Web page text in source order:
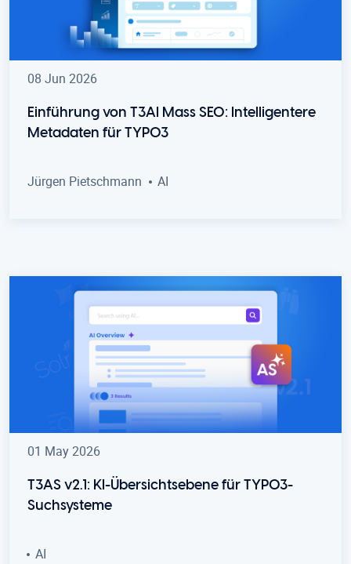
08 Jun 2026
Einführung von T3AI Mass SEO: Intelligentere
Metadaten für TYPO3
Jürgen Pietschmann AI
01 May 2026
T3AS v2.1: KI-Übersichtsebene für TYPO3-
Suchsysteme
AI